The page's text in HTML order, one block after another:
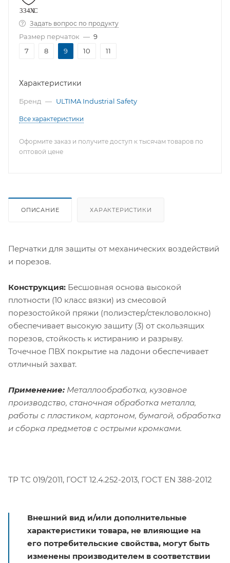
Задать вопрос по продукту
Размер перчаток — 9
7
8 9 10 11
Характеристики
Бренд — ULTIMA Industrial Safety
Все характеристики
Оформите заказ и получите доступ к тысячам товаров по
оптовой цене
ОПИСАНИЕ ХАРАКТЕРИСТИКИ
Перчатки для защиты от механических воздействий
и порезов.
Конструкция: Бесшовная основа высокой
плотности (10 класс вязки) из смесовой
порезостойкой пряжи (полиэстер/стекловолокно)
обеспечивает высокую защиту (3) от скользящих
порезов, стойкость к истиранию и разрыву.
Точечное ПВХ покрытие на ладони обеспечивает
отличный захват.
Применение: Металлообработка, кузовное
производство, станочная обработка металла,
работы с пластиком, картоном, бумагой, обработка
и сборка предметов с острыми кромками.
ТР ТС 019/2011, ГОСТ 12.4.252-2013, ГОСТ EN 388-2012
Внешний вид и/или дополнительные
характеристики товара, не влияющие на
его потребительские свойства, могут быть
изменены производителем в соответствии